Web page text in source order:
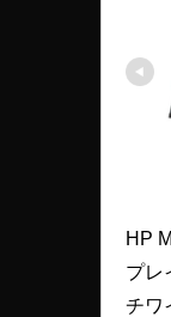
HP
プレ
チワ